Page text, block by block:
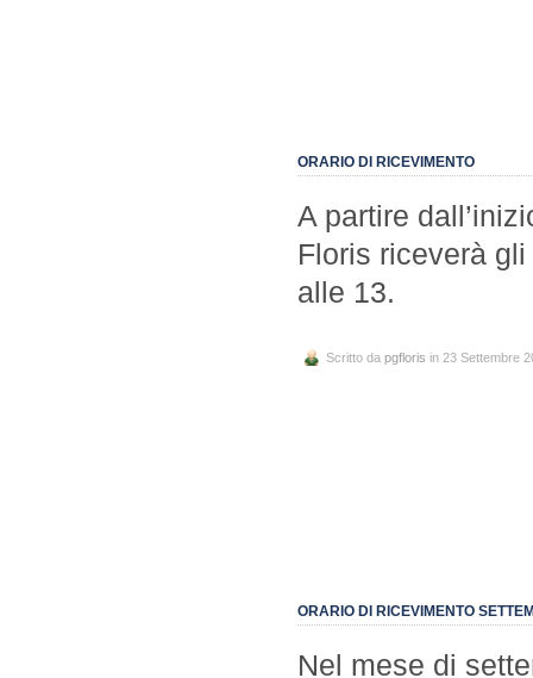
ORARIO DI RICEVIMENTO
A partire
Floris riceverà
alle 13.
Scritto da pgfloris in 23 Settembre
ORARIO DI RICEVIMENTO
Nel mese di